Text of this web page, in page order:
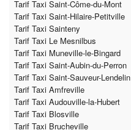
Tarif Taxi Saint-Côme-du-Mont
Tarif Taxi Saint-Hilaire-Petitville
Tarif Taxi Sainteny
Tarif Taxi Le Mesnilbus
Tarif Taxi Muneville-le-Bingard
Tarif Taxi Saint-Aubin-du-Perron
Tarif Taxi Saint-Sauveur-Lendelin
Tarif Taxi Amfreville
Tarif Taxi Audouville-la-Hubert
Tarif Taxi Blosville
Tarif Taxi Brucheville